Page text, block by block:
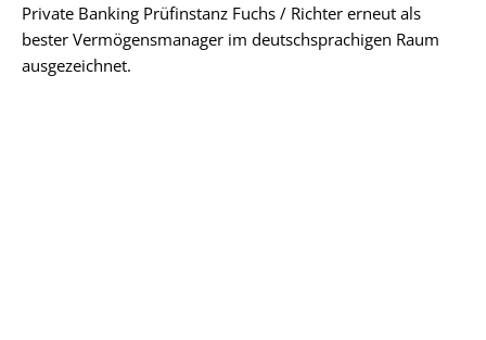
Private Banking Prüfinstanz Fuchs / Richter erneut als
bester Vermögensmanager im deutschsprachigen Raum
ausgezeichnet.